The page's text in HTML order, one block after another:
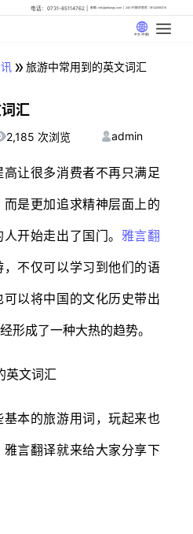
电话：0731-85114762 邮箱: info@artlangs.com 24小时翻译管家: 18142666316
中文 (中国)
» 旅游中常用到的英文词汇
汇
2,185 次浏览 admin
让很多消费者不再只满足
是更加追求精神层面上的
开始走出了国门。 雅言翻
不仅可以学习到他们的语
以将中国的文化历史带出
形成了一种大热的趋势。
本的旅游用词，玩起来也
言翻译就来给大家分享下